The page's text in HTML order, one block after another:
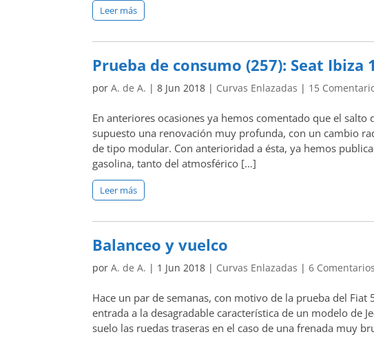
Leer más
Prueba de consumo (257): Seat Ibiza
porA. de A. |8 Jun 2018 | Curvas Enlazadas | 15
En anteriores ocasiones ya hemos comentado que el salto
supuesto una renovación muy profunda, con un cambio
de tipo modular. Con anterioridad a ésta, ya hemos
gasolina, tanto del atmosférico […]
Leer más
Balanceo y vuelco
porA. de A. | 1 Jun 2018 | Curvas Enlazadas |6 Comentarios
Hace un par de semanas, con motivo de la prueba del Fiat
entrada a la desagradable característica de un modelo de
suelo las ruedas traseras en el caso de una frenada muy